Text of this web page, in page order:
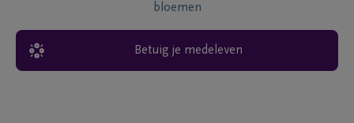
bloemen
Betuig je medeleven